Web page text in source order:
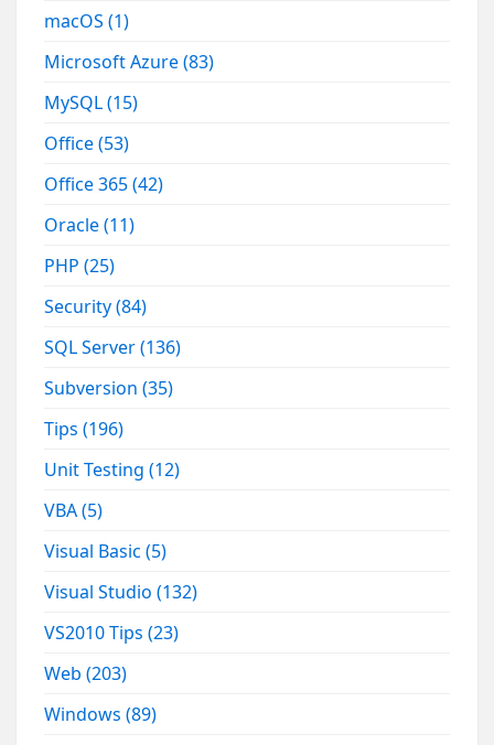
macOS(1)
Microsoft Azure(83)
MySQL(15)
Office(53)
Office 365(42)
Oracle(11)
PHP(25)
Security(84)
SQL Server(136)
Subversion(35)
Tips(196)
Unit Testing(12)
VBA(5)
Visual Basic(5)
Visual Studio(132)
VS2010 Tips(23)
Web(203)
Windows(89)